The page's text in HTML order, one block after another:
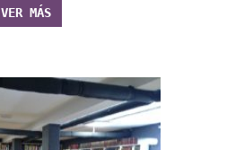
VER MÁS